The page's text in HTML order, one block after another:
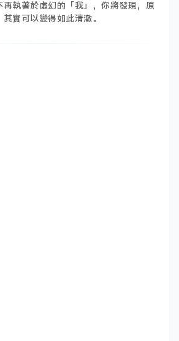
執著於虛幻的「我」，你將發現，原
實可以變得如此清澈。